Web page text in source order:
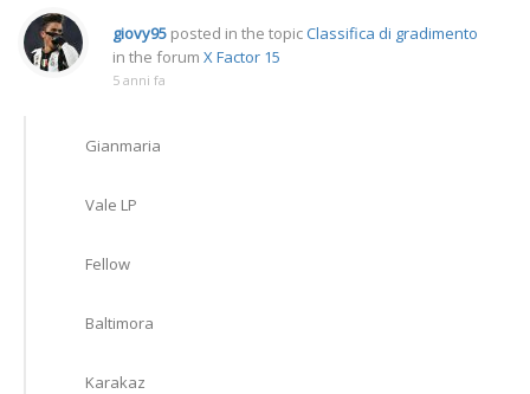
giovy95 posted in the topicClassifica di gradimento
in the forum X Factor 15
5 anni fa
Gianmaria
Vale LP
Fellow
Baltimora
Karakaz